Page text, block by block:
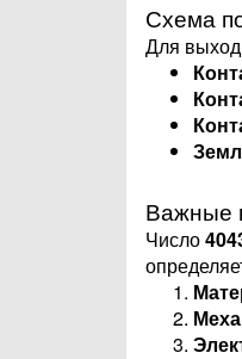
Схема
Для
Важные
Число